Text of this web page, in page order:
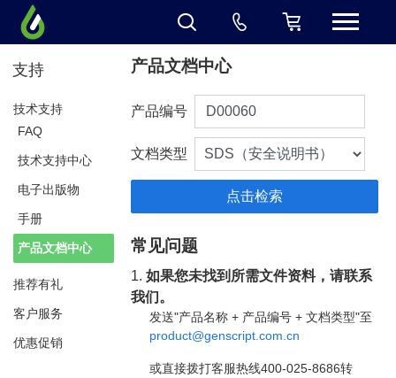
支持
技术支持
FAQ
技术支持中心
电子出版物
手册
产品文档中心
推荐有礼
客户服务
优惠促销
产品文档中心
产品编号
文档类型
常见问题
1.如果您未找到所需文件资料，请联系
我们。
发送"产品名称 + 产品编号 + 文档类型"至
product@genscript.com.cn
或直接拨打客服热线400-025-8686转